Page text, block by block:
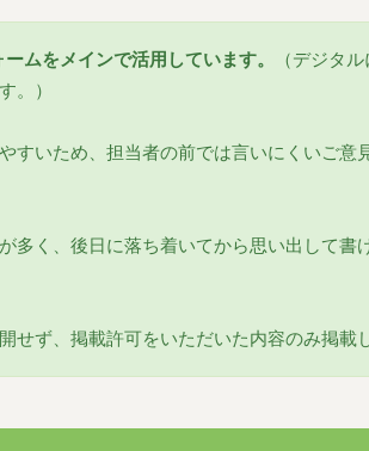
ムをメインで活用しています。
（デジタ
。）
すいため、担当者の前では言いにくいご意
多く、後日に落ち着いてから思い出して書
ず、掲載許可をいただいた内容のみ掲載